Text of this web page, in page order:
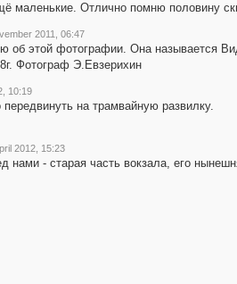
маленькие. Отлично помню половину
2011, 06:47
об этой фотографии. Она называется
Фотограф Э.Евзерихин
10:19
передвинуть на трамвайную развилку.
2012, 15:23
нами - старая часть вокзала, его